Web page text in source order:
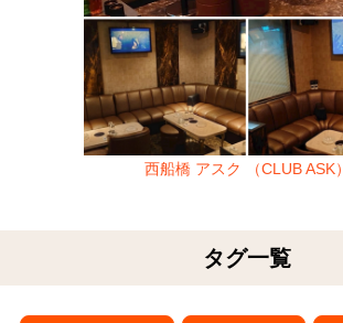
西船橋 アスク （CLUB ASK）
タグ一覧